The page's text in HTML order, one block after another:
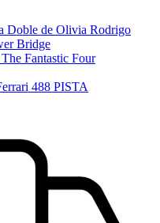
Doble de Olivia Rodrigo
Bridge
Fantastic Four
488 PISTA